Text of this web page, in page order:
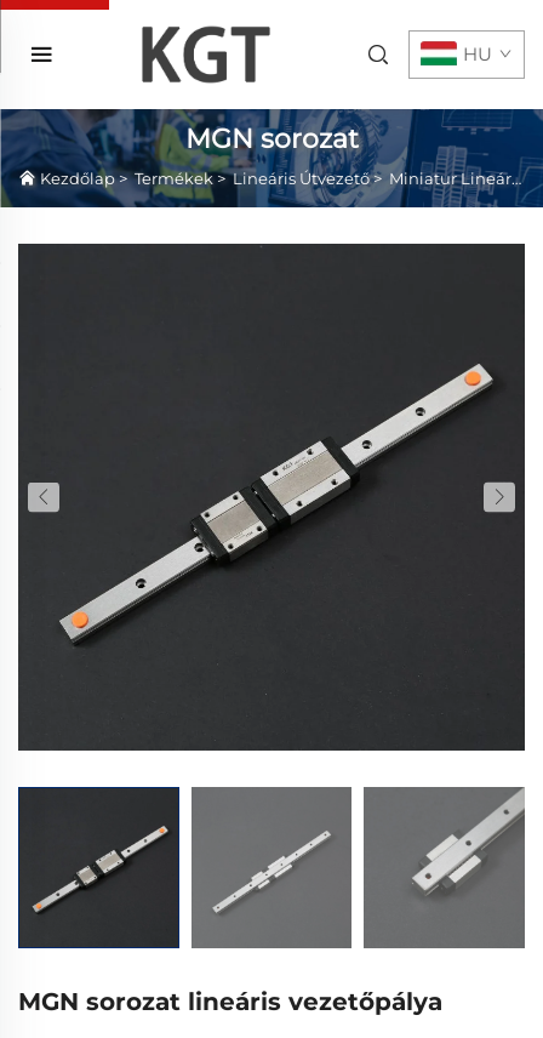
HU
MGN sorozat
Kezdőlap>Termékek>Lineáris Útvezető> Miniatur Lineáris Útvonal
MGN sorozat lineáris vezetőpálya